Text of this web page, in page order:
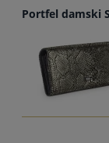
Portfel damski